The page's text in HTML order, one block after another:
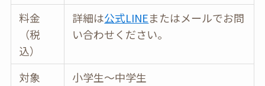
料金
（税
込）
詳細は公式LINEまたはメールでお問
い合わせください。
対象
小学生〜中学生